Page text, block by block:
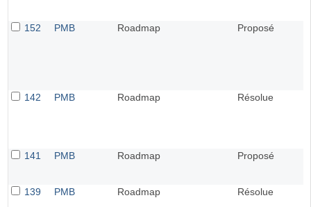
152 PMB Roadmap Proposé
142 PMB Roadmap Résolue
141 PMB Roadmap Proposé
139 PMB Roadmap Résolue